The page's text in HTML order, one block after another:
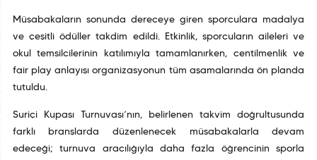
Müsabakaların sonunda dereceye giren sporculara madalya
ve çeşitli ödüller takdim edildi. Etkinlik, sporcuların aileleri ve
okul temsilcilerinin katılımıyla tamamlanırken, centilmenlik ve
fair play anlayışı organizasyonun tüm aşamalarında ön planda
tutuldu.
Suriçi Kupası Turnuvası’nın, belirlenen takvim doğrultusunda
farklı branşlarda düzenlenecek müsabakalarla devam
edeceği; turnuva aracılığıyla daha fazla öğrencinin sporla